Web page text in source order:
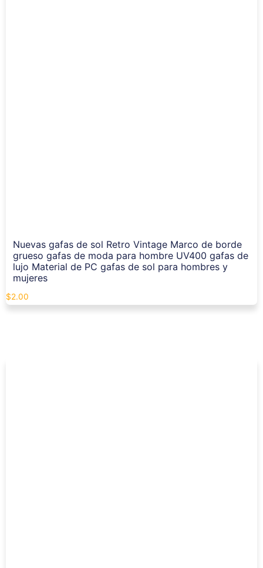
Nuevas gafas de sol Retro Vintage Marco de borde
grueso gafas de moda para hombre UV400 gafas de
lujo Material de PC gafas de sol para hombres y
mujeres
$2.00